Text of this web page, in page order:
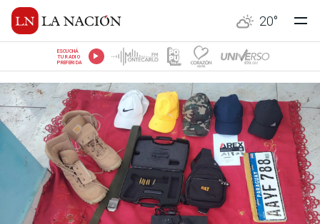
20°
ESCUCHÁ
TU RADIO
PREFERIDA